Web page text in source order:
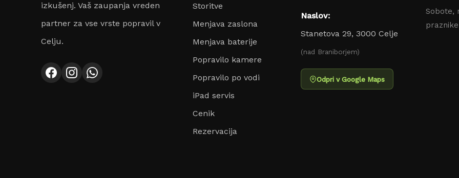
izkušenj. Vaš zaupanja vreden
partner za vse vrste popravil v
Celju.
Storitve
Menjava zaslona
Menjava baterije
Popravilo kamere
Popravilo po vodi
iPad servis
Cenik
Rezervacija
Naslov:
Stanetova 29, 3000 Celje
(nad Braniborjem)
Odpri v Google Maps
Sobote,